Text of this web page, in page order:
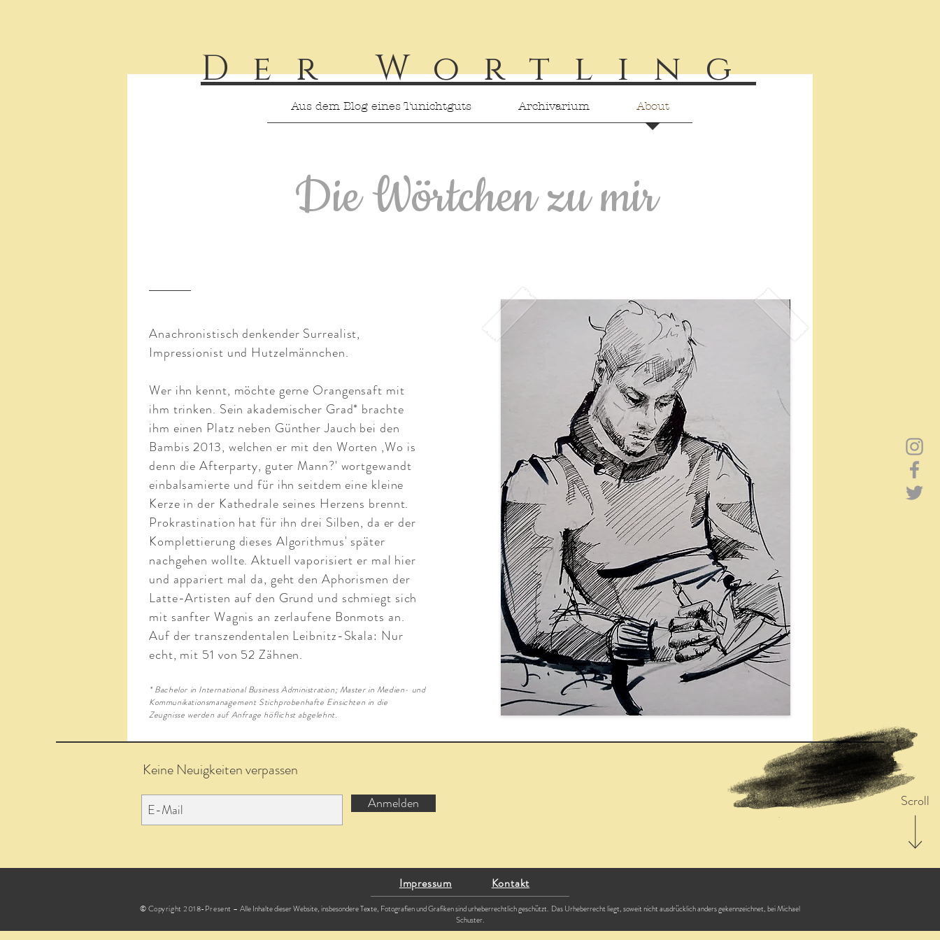
Der Wortling
Anachronistisch denkender Surrealist,
Impressionist und Hutzelmännchen.
Wer ihn kennt, möchte gerne Orangensaft mit
ihm trinken. Sein akademischer Grad* brachte
ihm einen Platz neben Günther Jauch bei den
Bambis 2013, welchen er mit den Worten ‚Wo is
denn die Afterparty, guter Mann?' wortgewandt
einbalsamierte und für ihn seitdem eine kleine
Kerze in der Kathedrale seines Herzens brennt.
Prokrastination hat für ihn drei Silben, da er der
Komplettierung dieses Algorithmus' später
nachgehen wollte. Aktuell vaporisiert er mal hier
und appariert mal da, geht den Aphorismen der
Latte-Artisten auf den Grund und schmiegt sich
mit sanfter Wagnis an zerlaufene Bonmots an.
Auf der transzendentalen Leibnitz-Skala: Nur
echt, mit 51 von 52 Zähnen.
* Bachelor in International Business Administration; Master in Medien- und
Kommunikationsmanagement Stichprobenhafte Einsichten in die
Zeugnisse werden auf Anfrage höflichst abgelehnt.
Die Wörtchen zu mir
Aus dem Blog eines Tunichtguts Archivarium About
Scroll
Keine Neuigkeiten verpassen
Anmelden
Impressum Kontakt
© Copyright 2018-Present –Alle Inhalte dieser Website, insbesondere Texte, Fotografien und Grafiken sind urheberrechtlich geschützt. Das Urheberrecht liegt, soweit nicht ausdrücklich anders gekennzeichnet, bei Michael
Schuster.